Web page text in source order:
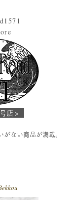
店 >
がない商品が満載。